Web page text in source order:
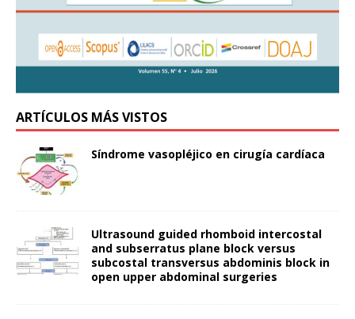
ARTÍCULOS MÁS VISTOS
Síndrome vasopléjico en cirugía cardíaca
Ultrasound guided rhomboid intercostal
and subserratus plane block versus
subcostal transversus abdominis block in
open upper abdominal surgeries